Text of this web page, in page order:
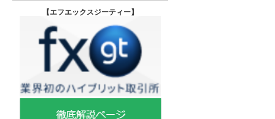
【エフエックスジーティー】